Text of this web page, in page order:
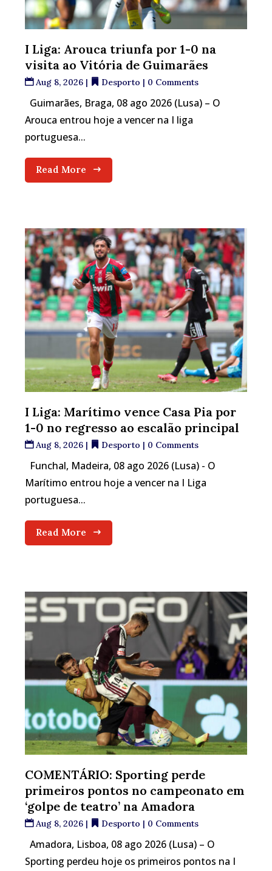
I Liga: Arouca triunfa por 1-0 na
visita ao Vitória de Guimarães
Aug 8, 2026 | Desporto | 0 Comments
Guimarães, Braga, 08 ago 2026 (Lusa) – O
Arouca entrou hoje a vencer na I liga
portuguesa...
Read More
I Liga: Marítimo vence Casa Pia por
1-0 no regresso ao escalão principal
Aug 8, 2026 | Desporto | 0 Comments
Funchal, Madeira, 08 ago 2026 (Lusa) - O
Marítimo entrou hoje a vencer na I Liga
portuguesa...
Read More
COMENTÁRIO: Sporting perde
primeiros pontos no campeonato em
‘golpe de teatro’ na Amadora
Aug 8, 2026 | Desporto | 0 Comments
Amadora, Lisboa, 08 ago 2026 (Lusa) – O
Sporting perdeu hoje os primeiros pontos na I